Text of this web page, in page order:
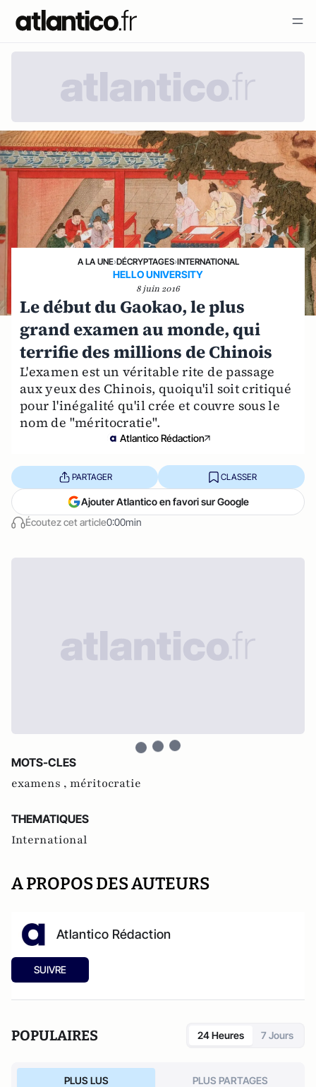
A LA UNE›DÉCRYPTAGES›INTERNATIONAL
HELLO UNIVERSITY
8 juin 2016
Le début du Gaokao, le plus
grand examen au monde, qui
terrifie des millions de Chinois
L'examen est un véritable rite de passage
aux yeux des Chinois, quoiqu'il soit critiqué
pour l'inégalité qu'il crée et couvre sous le
nom de "méritocratie".
Atlantico Rédaction
Écoutez cet article0:00min
PARTAGER CLASSER
Ajouter Atlantico en favori sur Google
MOTS-CLES
examens , méritocratie
THEMATIQUES
International
A PROPOS DES AUTEURS
Atlantico Rédaction
SUIVRE
POPULAIRES 24 Heures 7 Jours
PLUS LUS PLUS PARTAGES